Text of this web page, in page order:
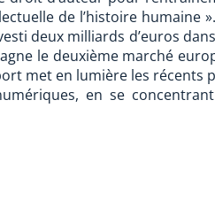
de l’histoire humaine
deux milliards d’euros
le deuxième marché
met en lumière les récents
en se